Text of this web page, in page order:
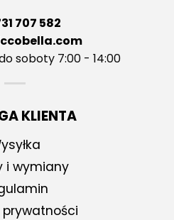
707 582
soboty 7:00 - 14:00
KLIENTA
i wymiany
prywatności